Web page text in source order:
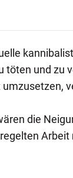
töten und zu
die
Arbeit